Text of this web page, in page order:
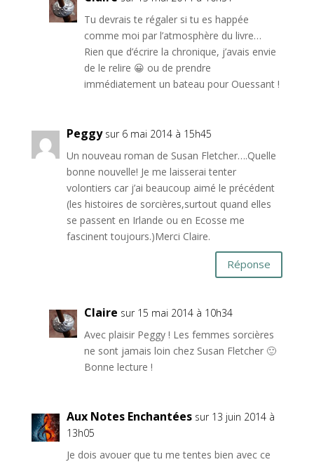
Tu devrais te régaler si tu es happée
comme moi par l’atmosphère du livre…
Rien que d’écrire la chronique, j’avais envie
de le relire 😀 ou de prendre
immédiatement un bateau pour Ouessant !
Peggy sur 6 mai 2014 à 15h45
Un nouveau roman de Susan Fletcher….Quelle
bonne nouvelle! Je me laisserai tenter
volontiers car j’ai beaucoup aimé le précédent
(les histoires de sorcières,surtout quand elles
se passent en Irlande ou en Ecosse me
fascinent toujours.)Merci Claire.
Réponse
Claire sur 15 mai 2014 à 10h34
Avec plaisir Peggy ! Les femmes sorcières
ne sont jamais loin chez Susan Fletcher 🙂
Bonne lecture !
Aux Notes Enchantées sur 13 juin 2014 à
13h05
Je dois avouer que tu me tentes bien avec ce